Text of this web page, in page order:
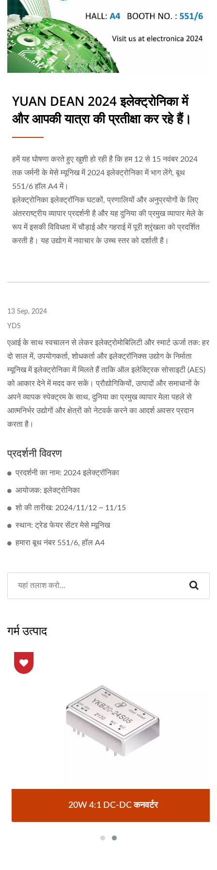
YUAN DEAN 2024 इलेक्ट्रोनिका में
और आपकी यात्रा की प्रतीक्षा कर रहे हैं।
हमें यह घोषणा करते हुए खुशी हो रही है कि हम 12 से 15 नवंबर 2024
तक जर्मनी के मेसे म्यूनिख में 2024 इलेक्ट्रोनिका में भाग लेंगे, बूथ
551/6 हॉल A4 में।
इलेक्ट्रोनिका इलेक्ट्रॉनिक घटकों, प्रणालियों और अनुप्रयोगों के लिए
अंतरराष्ट्रीय व्यापार प्रदर्शनी है और यह दुनिया की प्रमुख व्यापार मेले के
रूप में इसकी विविधता में चौड़ाई और गहराई में पूरी श्रृंखला को प्रदर्शित
करती है। यह उद्योग में नवाचार के उच्च स्तर को दर्शाती है।
13 Sep, 2024
YDS
एआई के साथ स्वचालन से लेकर इलेक्ट्रोमोबिलिटी और स्मार्ट ऊर्जा तक: हर
दो साल में, उपयोगकर्ता, शोधकर्ता और इलेक्ट्रॉनिक्स उद्योग के निर्माता
म्यूनिख में इलेक्ट्रोनिका में मिलते हैं ताकि ऑल इलेक्ट्रिक सोसाइटी (AES)
को आकार देने में मदद कर सकें। प्रौद्योगिकियों, उत्पादों और समाधानों के
अपने व्यापक स्पेक्ट्रम के साथ, दुनिया का प्रमुख व्यापार मेला पहले से
आत्मनिर्भर उद्योगों और क्षेत्रों को नेटवर्क करने का आदर्श अवसर प्रदान
करता है।
प्रदर्शनी विवरण
प्रदर्शनी का नाम: 2024 इलेक्ट्रॉनिका
आयोजक: इलेक्ट्रोनिका
शो की तारीख: 2024/11/12 ~ 11/15
स्थान: ट्रेड फेयर सेंटर मेसे म्यूनिख
हमारा बूथ नंबर 551/6, हॉल A4
गर्म उत्पाद
20W 4:1 DC-DC कनवर्टर